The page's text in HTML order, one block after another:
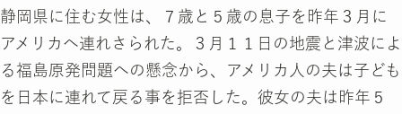
静岡県に住む女性は、７歳と５歳の息子を昨年３月に
アメリカへ連れさられた。３月１１日の地震と津波によ
る福島原発問題への懸念から、アメリカ人の夫は子ども
を日本に連れて戻る事を拒否した。彼女の夫は昨年５